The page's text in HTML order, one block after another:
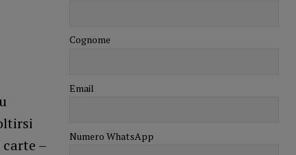
–
Cognome
Email
Numero WhatsApp